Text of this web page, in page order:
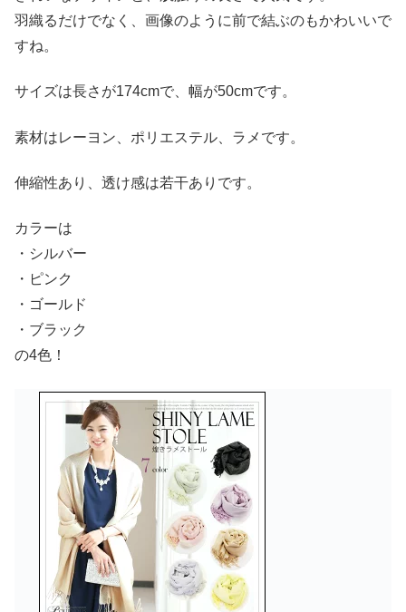
羽織るだけでなく、画像のように前で結ぶのもかわいいで
すね。
サイズは長さが174cmで、幅が50cmです。
素材はレーヨン、ポリエステル、ラメです。
伸縮性あり、透け感は若干ありです。
カラーは
・シルバー
・ピンク
・ゴールド
・ブラック
の4色！